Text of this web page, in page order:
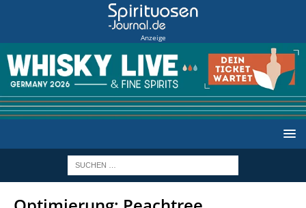
Anzeige